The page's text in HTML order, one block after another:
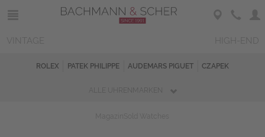
ROLEX PATEK PHILIPPE AUDEMARS PIGUET CZAPEK